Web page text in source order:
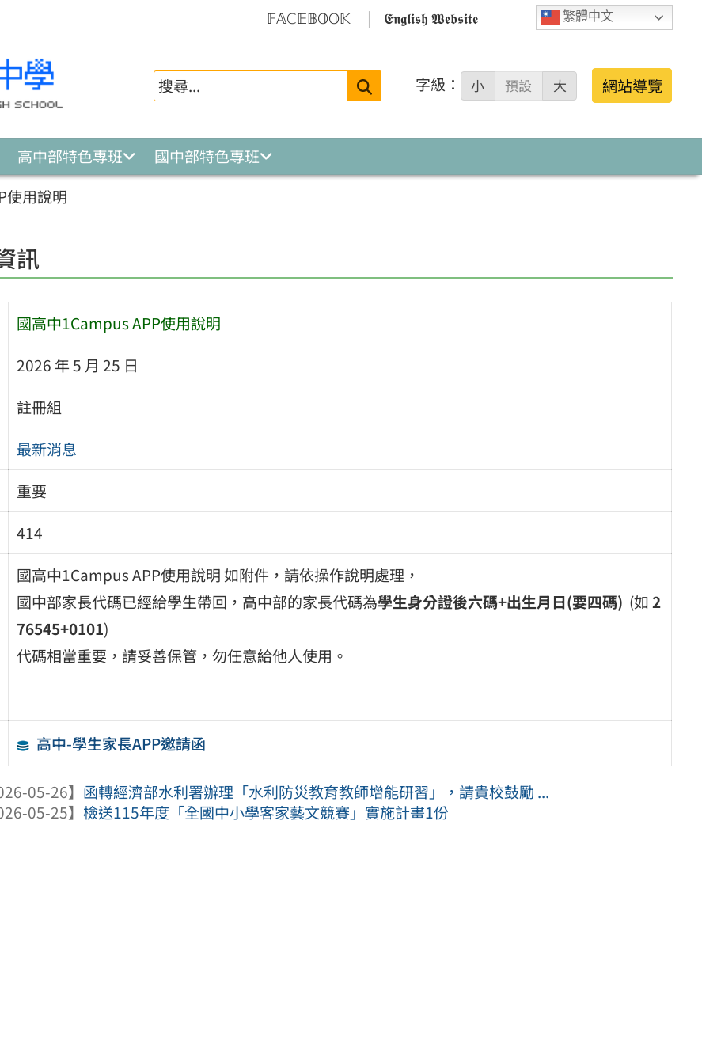
繁體中文
𝔽𝔸ℂ𝔼𝔹𝕆𝕆𝕂 𝕰𝖓𝖌𝖑𝖎𝖘𝖍 𝖂𝖊𝖇𝖘𝖎𝖙𝖊
搜
字級： 小 預設 大 網站導覽
高中部特色專班
國中部特色專班
使用說明
訊
國高中1Campus APP使用說明
2026 年 5 月 25 日
註冊組
最新消息
重要
414
國高中1Campus APP使用說明 如附件，請依操作說明處理，
國中部家長代碼已經給學生帶回，高中部的家長代碼為學生身分證後六碼+出生月日(要四碼) (如2
76545+0101)
代碼相當重要，請妥善保管，勿任意給他人使用。
高中-學生家長APP邀請函
05-26】 函轉經濟部水利署辦理「水利防災教育教師增能研習」，請貴校鼓勵 ...
05-25】 檢送115年度「全國中小學客家藝文競賽」實施計畫1份